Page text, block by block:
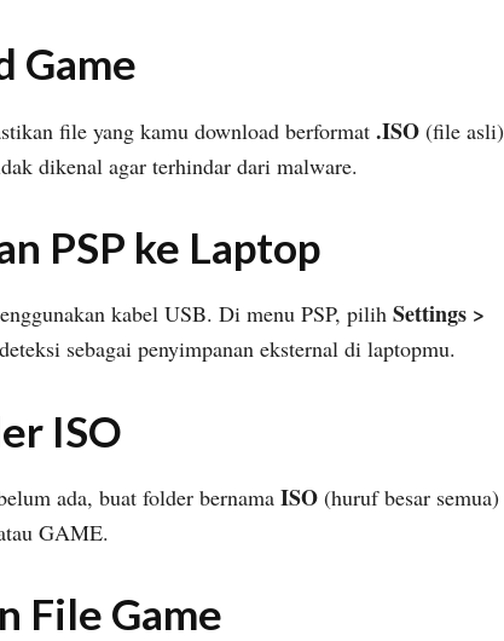
Game
file yang kamu download berformat .ISO (file asli)
dikenal agar terhindar dari malware.
PSP ke Laptop
kabel USB. Di menu PSP, pilih Settings >
sebagai penyimpanan eksternal di laptopmu.
ISO
ada, buat folder bernama ISO (huruf besar semua)
GAME.
File Game